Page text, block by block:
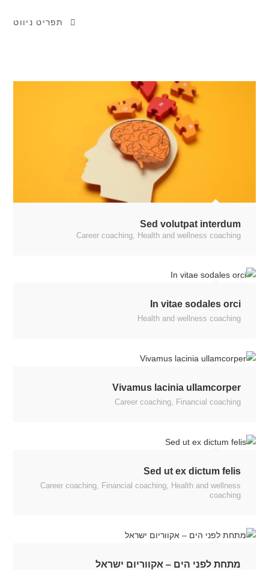
תפריט ניווט
Sed volutpat interdum
Career coaching, Health and wellness coaching
In vitae sodales orci
Health and wellness coaching
Vivamus lacinia ullamcorper
Career coaching, Financial coaching
Sed ut ex dictum felis
Career coaching, Financial coaching,
Health and wellness
coaching
מתחת לפני הים – אקווריום ישראל